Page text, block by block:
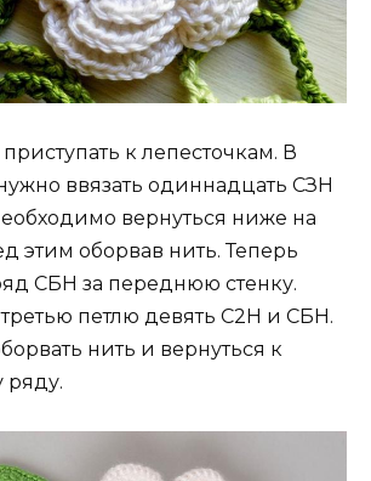
к лепесточкам. В
ввязать одиннадцать СЗН
вернуться ниже на
этим оборвав нить. Теперь
СБН за переднюю стенку.
петлю девять С2Н и СБН.
нить и вернуться к